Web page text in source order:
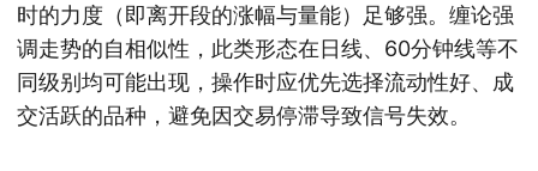
时的力度（即离开段的涨幅与量能）足够强。缠论强
调走势的自相似性，此类形态在日线、60分钟线等不
同级别均可能出现，操作时应优先选择流动性好、成
交活跃的品种，避免因交易停滞导致信号失效。